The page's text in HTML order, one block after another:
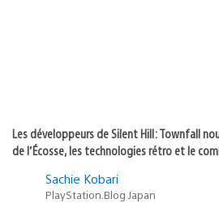
Les développeurs de Silent Hill: Townfall
de l’Écosse, les technologies rétro et le
Sachie Kobari
PlayStation.Blog Japan